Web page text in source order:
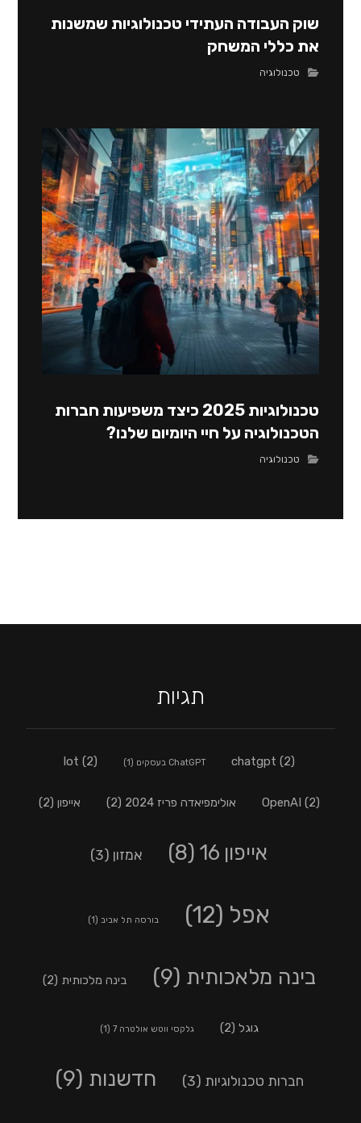
שוק העבודה העתידי טכנולוגיות שמשנות
את כללי המשחק
טכנולוגיה
טכנולוגיות 2025 כיצד משפיעות חברות
הטכנולוגיה על חיי היומיום שלנו?
טכנולוגיה
תגיות
chatgpt (2) ChatGPT בעסקים (1)
lot (2)
OpenAI (2) אולימפיאדה פריז 2024 (2) אייפון (2)
אייפון 16 (8) אמזון (3)
אפל (12) בורסה תל אביב (1)
בינה מלאכותית (9) בינה מלכותית (2)
גוגל (2) גלקסי ווטש אולטרה 7 (1)
חברות טכנולוגיות (3) חדשנות (9)